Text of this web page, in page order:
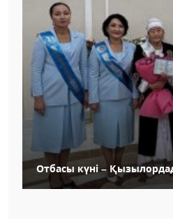
Отбасы күні –